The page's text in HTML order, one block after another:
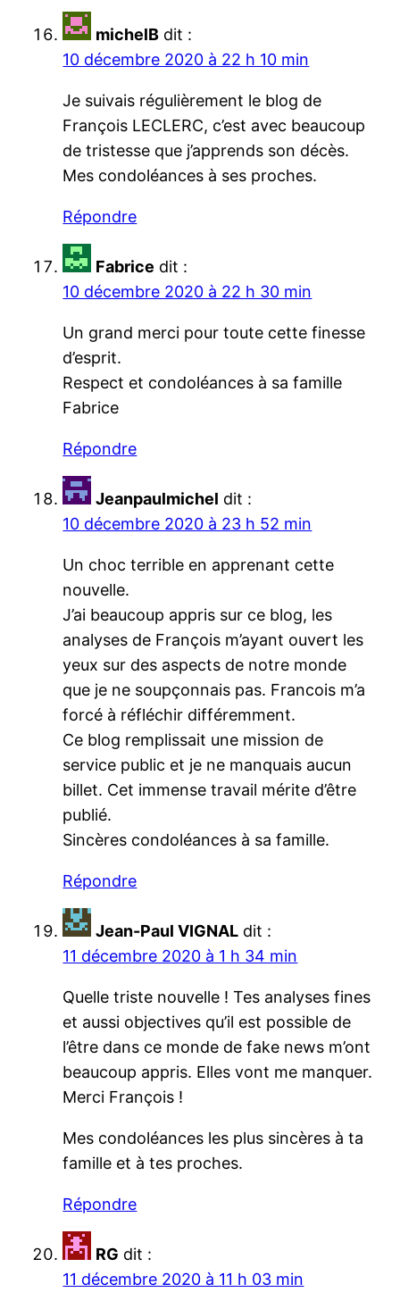
michelB dit :
10 décembre 2020 à 22 h 10 min
Je suivais régulièrement le blog de
François LECLERC, c’est avec beaucoup
de tristesse que j’apprends son décès.
Mes condoléances à ses proches.
Répondre
Fabrice dit :
10 décembre 2020 à 22 h 30 min
Un grand merci pour toute cette finesse
d’esprit.
Respect et condoléances à sa famille
Fabrice
Répondre
Jeanpaulmichel dit :
10 décembre 2020 à 23 h 52 min
Un choc terrible en apprenant cette
nouvelle.
J’ai beaucoup appris sur ce blog, les
analyses de François m’ayant ouvert les
yeux sur des aspects de notre monde
que je ne soupçonnais pas. Francois m’a
forcé à réfléchir différemment.
Ce blog remplissait une mission de
service public et je ne manquais aucun
billet. Cet immense travail mérite d’être
publié.
Sincères condoléances à sa famille.
Répondre
Jean-Paul VIGNAL dit :
11 décembre 2020 à 1 h 34 min
Quelle triste nouvelle ! Tes analyses fines
et aussi objectives qu’il est possible de
l’être dans ce monde de fake news m’ont
beaucoup appris. Elles vont me manquer.
Merci François !
Mes condoléances les plus sincères à ta
famille et à tes proches.
Répondre
RG dit :
11 décembre 2020 à 11 h 03 min